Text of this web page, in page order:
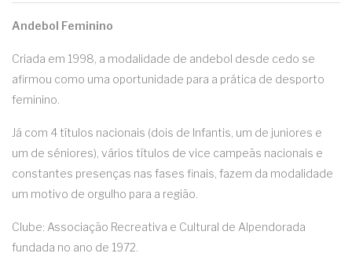
Andebol Feminino
Criada em 1998, a modalidade de andebol desde cedo se
afirmou como uma oportunidade para a prática de desporto
feminino.
Já com 4 títulos nacionais (dois de Infantis, um de juniores e
um de séniores), vários títulos de vice campeãs nacionais e
constantes presenças nas fases finais, fazem da modalidade
um motivo de orgulho para a região.
Clube: Associação Recreativa e Cultural de Alpendorada
fundada no ano de 1972.